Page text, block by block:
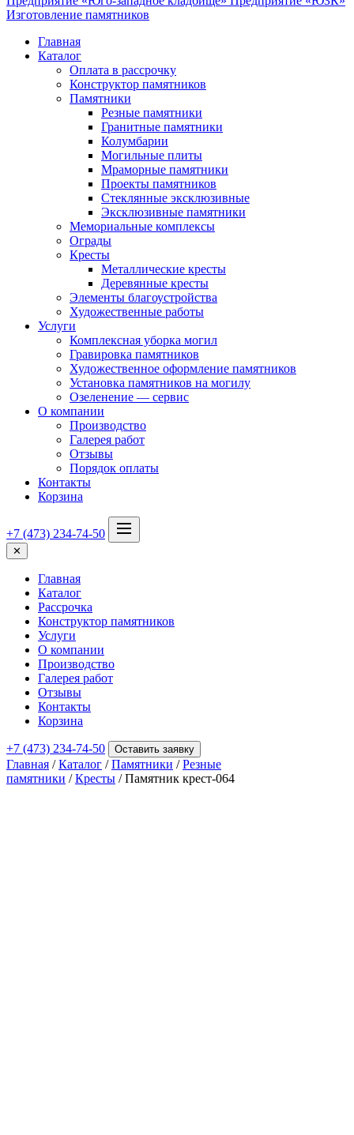
Изготовление памятников
Главная
Каталог
Оплата в рассрочку
Конструктор памятников
Памятники
Резные памятники
Гранитные памятники
Колумбарии
Могильные плиты
Мраморные памятники
Проекты памятников
Стеклянные эксклюзивные
Эксклюзивные памятники
Мемориальные комплексы
Ограды
Кресты
Металлические кресты
Деревянные кресты
Элементы благоустройства
Художественные работы
Услуги
Комплексная уборка могил
Гравировка памятников
Художественное оформление памятников
Установка памятников на могилу
Озеленение — сервис
О компании
Производство
Галерея работ
Отзывы
Порядок оплаты
Контакты
Корзина
+7 (473) 234-74-50
✕
Главная
Каталог
Рассрочка
Конструктор памятников
Услуги
О компании
Производство
Галерея работ
Отзывы
Контакты
Корзина
+7 (473) 234-74-50 Оставить заявку
Главная /Каталог /Памятники /Резные
памятники /Кресты / Памятник крест-064